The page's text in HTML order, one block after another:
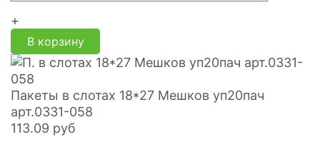
+
В корзину
Пакеты в слотах 18*27 Мешков уп20пач
арт.0331-058
113.09 руб